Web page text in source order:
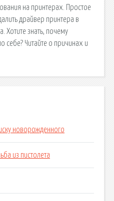
на принтерах. Простое
драйвер принтера в
Хотите знать, почему
себе? Читайте о причинах и
новорожденного
из пистолета